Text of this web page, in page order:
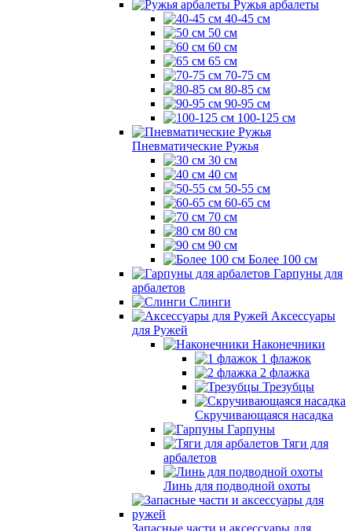
Ружья арбалеты
40-45 см
50 см
60 см
65 см
70-75 см
80-85 см
90-95 см
100-125 см
Пневматические Ружья
30 см
40 см
50-55 см
60-65 см
70 см
80 см
90 см
Более 100 см
Гарпуны для
арбалетов
Слинги
Аксессуары
для Ружей
Наконечники
1 флажок
2 флажка
Трезубцы
Скручивающаяся насадка
Гарпуны
Тяги для
арбалетов
Линь для подводной охоты
Запасные части и аксессуары для